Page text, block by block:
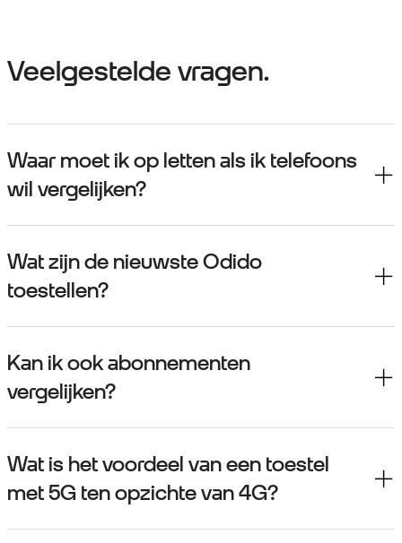
Veelgestelde vragen.
Waar moet ik op letten als ik telefoons
wil vergelijken?
Wat zijn de nieuwste Odido
toestellen?
Kan ik ook abonnementen
vergelijken?
Wat is het voordeel van een toestel
met 5G ten opzichte van 4G?